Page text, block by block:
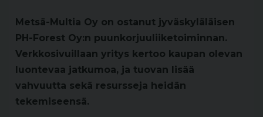
Metsä-Multia Oy on ostanut jyväskyläläisen
PH-Forest Oy:n puunkorjuuliiketoiminnan.
Verkkosivuillaan yritys kertoo kaupan olevan
luontevaa jatkumoa, ja tuovan lisää
vahvuutta sekä resursseja heidän
tekemiseensä.